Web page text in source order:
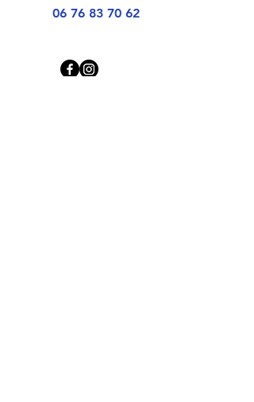
06 76 83 70 62